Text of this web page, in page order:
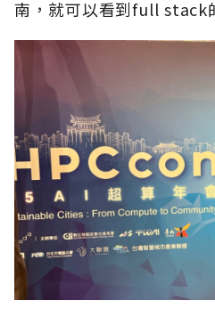
南，就可以看到full stack